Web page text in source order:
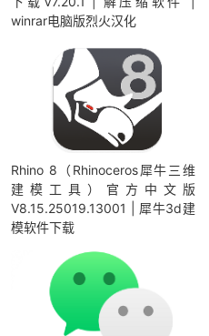
winrar电脑版烈火汉化
Rhino 8（Rhinoceros犀牛三维
建模工具）官方中文版
V8.15.25019.13001 | 犀牛3d建
模软件下载